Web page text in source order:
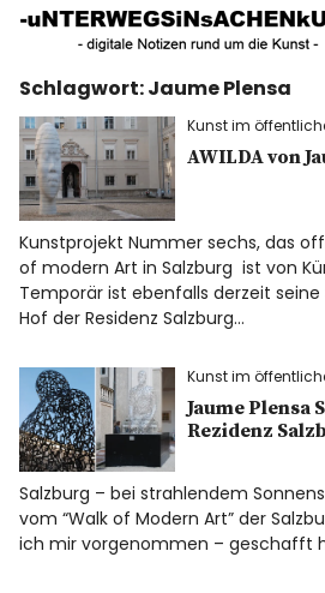
UNTERWEGS IN
KUNST
Start
AKTUELLE AUSSTELLUNGEN
KUNSTSPAZIERGÄNGE
ÜBER
f I
Schlagwort:Jaume Plensa
Kunst im
AWILDA von
Kunstprojekt Nummer sechs, das
of modern Art in Salzburg ist von
Temporär ist ebenfalls derzeit
Hof der Residenz Salzburg…
Kunst im
Jaume Plensa
Rezidenz
Salzburg – bei strahlendem
vom “Walk of Modern Art” der
ich mir vorgenommen – geschafft